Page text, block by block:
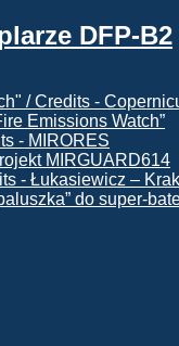
DFP-B2
Emissions Watch”
MIRGUARD614
do super-